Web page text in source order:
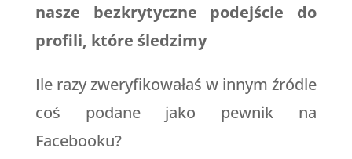
nasze bezkrytyczne podejście do
profili, które śledzimy
Ile razy zweryfikowałaś w innym źródle
coś podane jako pewnik na
Facebooku?